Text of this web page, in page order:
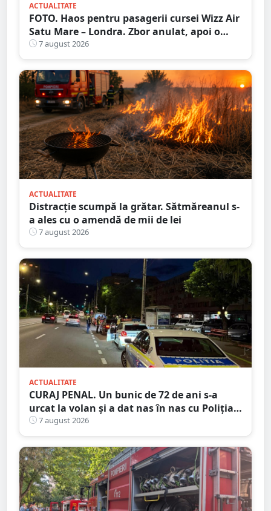
ACTUALITATE
FOTO. Haos pentru pasagerii cursei Wizz Air
Satu Mare – Londra. Zbor anulat, apoi o
nouă întârziere. Fără explicații clare
7 august 2026
ACTUALITATE
Distracție scumpă la grătar. Sătmăreanul s-
a ales cu o amendă de mii de lei
7 august 2026
ACTUALITATE
CURAJ PENAL. Un bunic de 72 de ani s-a
urcat la volan și a dat nas în nas cu Poliția
Satu Mare
7 august 2026